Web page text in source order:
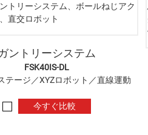
ントリーシステム
FSK40IS-DL
テージ／XYZロボット／直線運動
今すぐ比較